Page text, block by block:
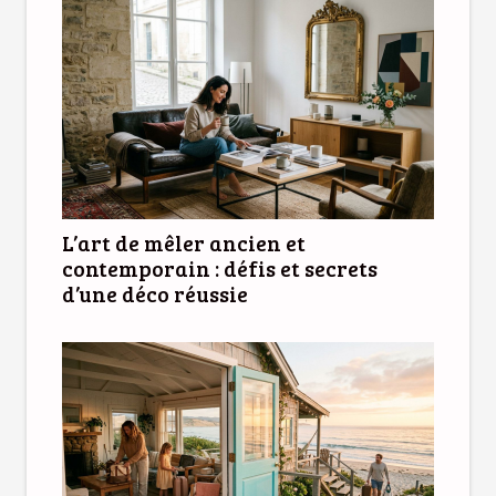
L’art de mêler ancien et
contemporain : défis et secrets
d’une déco réussie